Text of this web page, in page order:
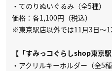
・てのりぬいぐるみ（全5種）
価格：各1,100円（税込）
※東京駅店以外では11月3日〜
【「すみっコぐらしshop東京
・アクリルキーホルダー（全5種